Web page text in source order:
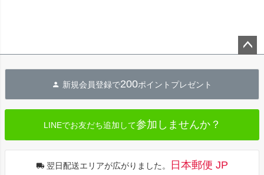
へ
新規会員登録で200ポイントプレゼント
LINEでお友だち追加して参加しませんか？
翌日配送エリアが広がりました。 日本郵便 JP